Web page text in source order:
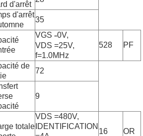
d'arrêt
d'arrêt
35
VGS =0V,
VDS =25V,
f=1.0MHz
528 PF
de
72
9
totale
VDS =480V,
IDENTIFICATION
16 OR